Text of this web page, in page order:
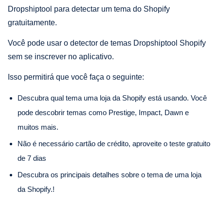
Dropshiptool para detectar um tema do Shopify
gratuitamente.
Você pode usar o detector de temas Dropshiptool Shopify
sem se inscrever no aplicativo.
Isso permitirá que você faça o seguinte:
Descubra qual tema uma loja da Shopify está usando. Você
pode descobrir temas como Prestige, Impact, Dawn e
muitos mais.
Não é necessário cartão de crédito, aproveite o teste gratuito
de 7 dias
Descubra os principais detalhes sobre o tema de uma loja
da Shopify.!